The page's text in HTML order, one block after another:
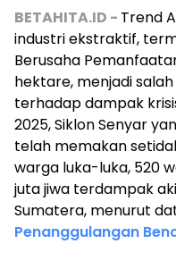
BETAHITA.ID - Trend
industri ekstraktif,
Berusaha
hektare, menjadi
terhadap dampak
2025, Siklon Senyar
telah memakan
warga luka-luka, 520
juta jiwa terdampak
Sumatera, menurut
Penanggulangan